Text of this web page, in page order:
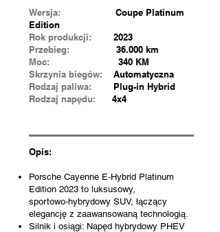
Wersja: Coupe Platinum
Edition
Rok produkcji:
2023
Przebieg: 36.000 km
Moc: 340 KM
Skrzynia biegów:
Automatyczna
Rodzaj paliwa: Plug-in Hybrid
Rodzaj napędu:
4x4
Opis:
Porsche Cayenne E‑Hybrid Platinum
Edition 2023 to luksusowy,
sportowo‑hybrydowy SUV, łączący
elegancję z zaawansowaną technologią.
Silnik i osiągi: Napęd hybrydowy PHEV